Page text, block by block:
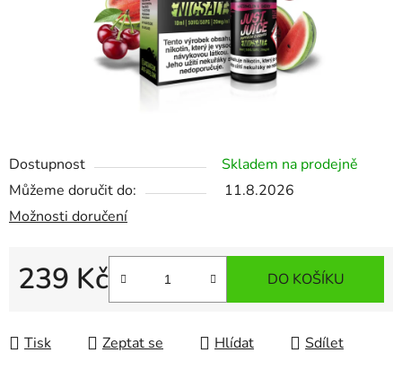
Dostupnost
Skladem na prodejně
Můžeme doručit do:
11.8.2026
Možnosti doručení
239 Kč DO KOŠÍKU
Tisk Zeptat se Hlídat Sdílet